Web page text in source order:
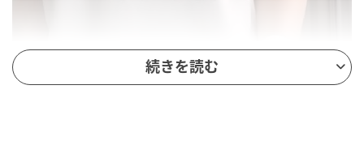
続きを読む